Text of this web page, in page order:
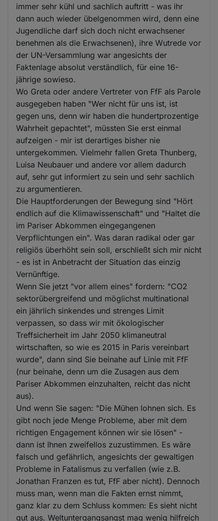
immer sehr kühl und sachlich auftritt - was ihr
dann auch wieder übelgenommen wird, denn eine
Jugendliche darf sich doch nicht erwachsener
benehmen als die Erwachsenen), ihre Wutrede vor
der UN-Versammlung war angesichts der
Faktenlage absolut verständlich, für eine 16-
jährige sowieso.
Wo Greta oder andere Vertreter von FfF als Parole
ausgegeben haben "Wer nicht für uns ist, ist
gegen uns, denn wir haben die hundertprozentige
Wahrheit gepachtet", müssten Sie erst einmal
aufzeigen - mir ist derartiges bisher nie
untergekommen. Vielmehr fallen Greta Thunberg,
Luisa Neubauer und andere vor allem dadurch
auf, sehr gut informiert zu sein und sehr sachlich
zu argumentieren.
Die Hauptforderungen der Bewegung sind "Hört
endlich auf die Klimawissenschaft" und "Haltet die
im Pariser Abkommen eingegangenen
Verpflichtungen ein". Was daran radikal oder gar
religiös überhöht sein soll, erschließt sich mir nicht
- es ist in Anbetracht der Situation das einzig
Vernünftige.
Wenn Sie jetzt "vor allem eines" fordern: "CO2
sektorübergreifend und möglichst multinational
ein jährlich sinkendes und strenges Limit
verpassen, so dass wir mit ökologischer
Treffsicherheit im Jahr 2050 klimaneutral
wirtschaften, so wie es 2015 in Paris vereinbart
wurde", dann sind Sie beinahe auf Linie mit FfF
(nur beinahe, denn um die Zusagen aus dem
Pariser Abkommen einzuhalten, reicht das nicht
aus).
Und wenn Sie sagen: "Die Mühen lohnen sich. Es
gibt noch jede Menge Probleme, aber mit dem
richtigen Engagement können wir sie lösen" -
dann ist Ihnen zweifellos zuzustimmen. Es wäre
falsch und gefährlich, angesichts der gewaltigen
Probleme in Fatalismus zu verfallen (wie z.B.
Jonathan Franzen es tut, FfF aber nicht). Dennoch
muss man, wenn man die Fakten ernst nimmt,
ganz klar zu dem Schluss kommen: Es sieht nicht
gut aus. Weltuntergangsangst mag wenig hilfreich